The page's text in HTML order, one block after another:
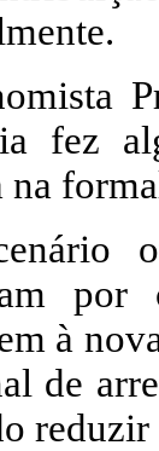
fez
na
à
de